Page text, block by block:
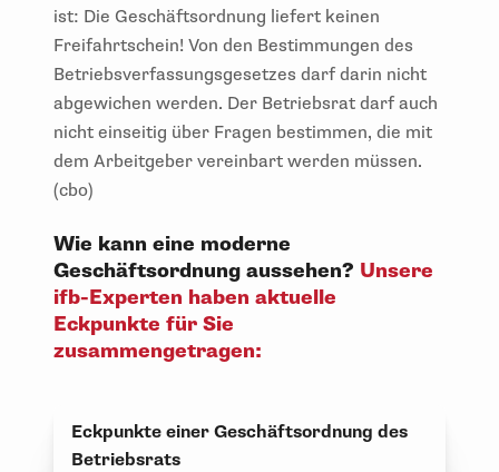
ist: Die Geschäftsordnung liefert keinen
Freifahrtschein! Von den Bestimmungen des
Betriebsverfassungsgesetzes darf darin nicht
abgewichen werden. Der Betriebsrat darf auch
nicht einseitig über Fragen bestimmen, die mit
dem Arbeitgeber vereinbart werden müssen.
(cbo)
Wie kann eine moderne
Geschäftsordnung aussehen? Unsere
ifb-Experten haben aktuelle
Eckpunkte für Sie
zusammengetragen:
Eckpunkte einer Geschäftsordnung des
Betriebsrats